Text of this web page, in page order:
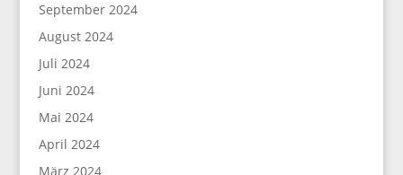
September 2024
August 2024
Juli 2024
Juni 2024
Mai 2024
April 2024
März 2024